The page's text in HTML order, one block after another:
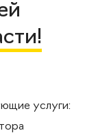
услуги: